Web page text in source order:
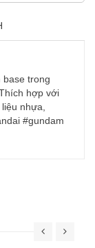
base trong
hợp với
nhựa,
#gundam